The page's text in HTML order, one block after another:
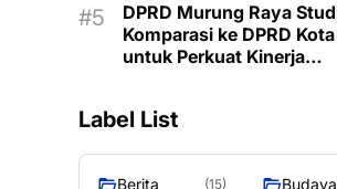
DPRD Murung Raya
Komparasi ke DPRD
untuk Perkuat Kinerja
Label List
Berita (15) Budaya